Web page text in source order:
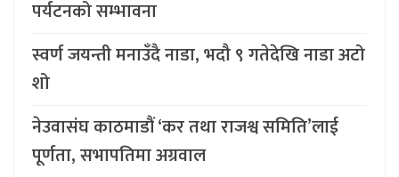
पर्यटनको सम्भावना
स्वर्ण जयन्ती मनाउँदै नाडा, भदौ ९ गतेदेखि नाडा अटो
शो
नेउवासंघ काठमाडौं ‘कर तथा राजश्व समिति’लाई
पूर्णता, सभापतिमा अग्रवाल